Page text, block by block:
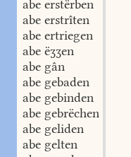
abe erstërben
abe erstrîten
abe ertriegen
abe ëʒʒen
abe gân
abe gebaden
abe gebinden
abe gebrëchen
abe geliden
abe gelten